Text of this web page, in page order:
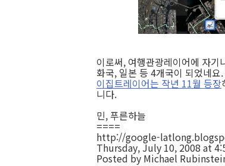
이로써, 여행관광레이어에 자
화국, 일본 등 4개국이 되었네요
이집트레이어는 작년 11월 등장
니다.
민, 푸른하늘
====
http://google-
Thursday, July 10, 2008 at
Posted by Michael